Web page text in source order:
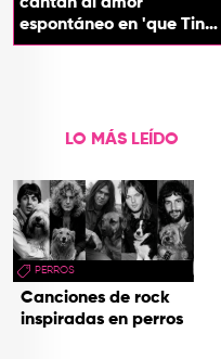
cantan al amor
espontáneo en 'que Tin
que Tan'
LO MÁS LEÍDO
PERROS
Canciones de rock
inspiradas en perros